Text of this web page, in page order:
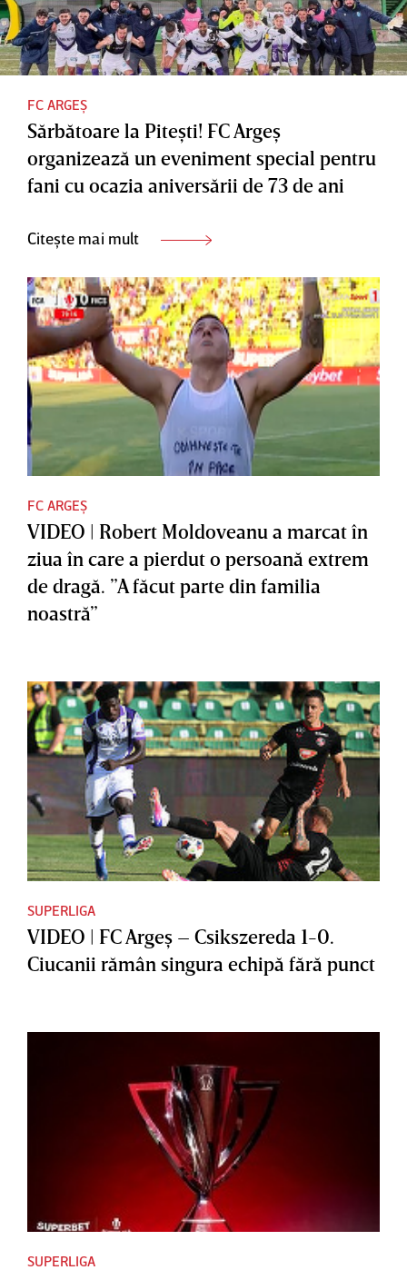
FC ARGEȘ
Sărbătoare la Piteşti! FC Argeş
organizează un eveniment special pentru
fani cu ocazia aniversării de 73 de ani
Citește mai mult
FC ARGEȘ
VIDEO | Robert Moldoveanu a marcat în
ziua în care a pierdut o persoană extrem
de dragă. ”A făcut parte din familia
noastră”
SUPERLIGA
VIDEO | FC Argeş – Csikszereda 1-0.
Ciucanii rămân singura echipă fără punct
SUPERLIGA